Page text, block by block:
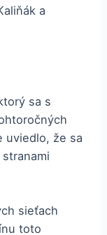
a
sa s
uviedlo, že sa
sieťach
toto